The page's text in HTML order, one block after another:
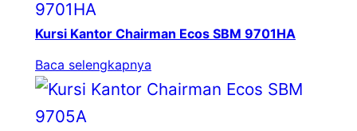
Kursi Kantor Chairman Ecos SBM 9701HA
Baca selengkapnya